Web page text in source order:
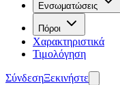
Ενσωματώσεις
Πόροι
Χαρακτηριστικά
Τιμολόγηση
ΣύνδεσηΞεκινήστε